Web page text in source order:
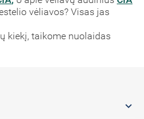
vėliavos? Visas jas
kiekį, taikome nuolaidas
